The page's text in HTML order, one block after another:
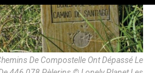
De Compostelle Ont Dépassé Le